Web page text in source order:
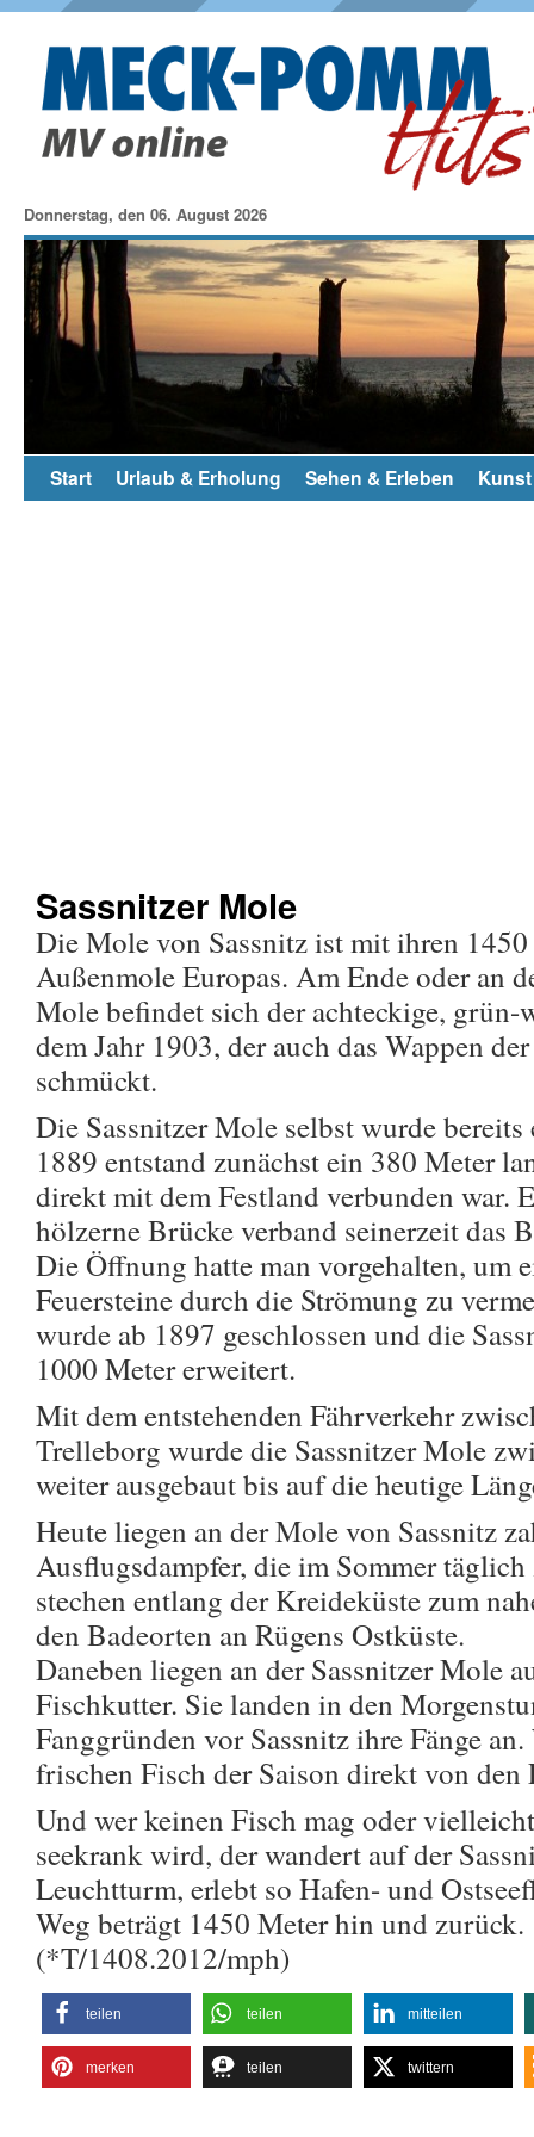
Donnerstag, den 06. August 2026
Start Urlaub & Erholung Sehen & Erleben
Sassnitzer Mole
Die Mole von Sassnitz ist mit ihren
Außenmole Europas. Am Ende oder an
Mole befindet sich der achteckige, grün-
dem Jahr 1903, der auch das Wappen
schmückt.
Die Sassnitzer Mole selbst wurde
1889 entstand zunächst ein 380 Meter
direkt mit dem Festland verbunden war.
hölzerne Brücke verband seinerzeit das
Die Öffnung hatte man vorgehalten, um
Feuersteine durch die Strömung zu
wurde ab 1897 geschlossen und die
1000 Meter erweitert.
Mit dem entstehenden Fährverkehr
Trelleborg wurde die Sassnitzer Mole
weiter ausgebaut bis auf die heutige
Heute liegen an der Mole von Sassnitz
Ausflugsdampfer, die im Sommer täglich
stechen entlang der Kreideküste zum
den Badeorten an Rügens Ostküste.
Daneben liegen an der Sassnitzer Mole
Fischkutter. Sie landen in den
Fanggründen vor Sassnitz ihre Fänge
frischen Fisch der Saison direkt von den
Und wer keinen Fisch mag oder
seekrank wird, der wandert auf der
Leuchtturm, erlebt so Hafen- und
Weg beträgt 1450 Meter hin und zurück.
(*T/1408.2012/mph)
teilen teilen mitteilen
merken teilen twittern